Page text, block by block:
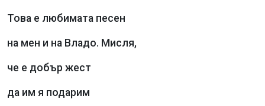
Това е любимата песен
на мен и на Владо. Мисля,
че е добър жест
да им я подарим